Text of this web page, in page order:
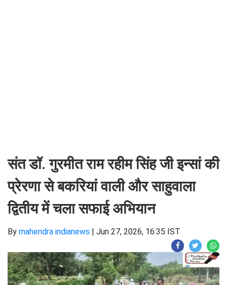
संत डॉ. गुरमीत राम रहीम सिंह जी इन्सां की
प्रेरणा से बकरियां वाली और साहुवाला
द्वितीय में चला सफाई अभियान
By mahendra indianews | Jun 27, 2026, 16:35 IST